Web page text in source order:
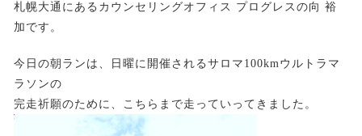
札幌大通にあるカウンセリングオフィス プログレスの向 裕
加です。
今日の朝ランは、日曜に開催されるサロマ100kmウルトラマ
ラソンの
完走祈願のために、こちらまで走っていってきました。